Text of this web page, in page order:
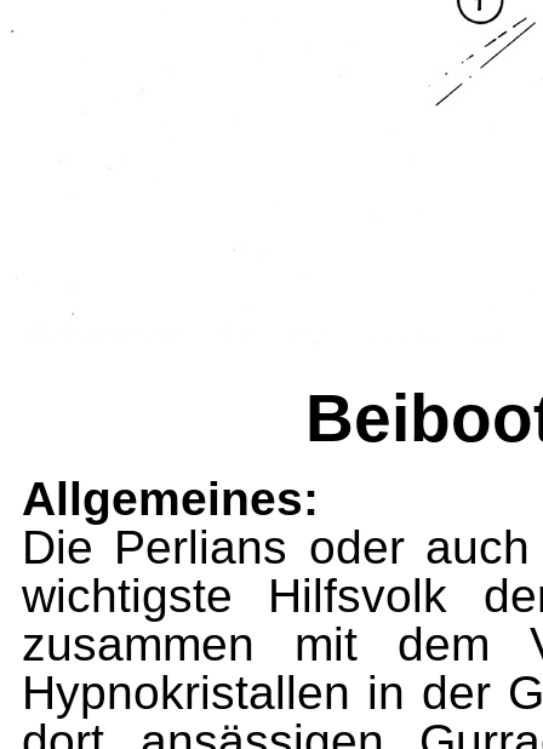
Allgemeines:
Die Perlians oder
wichtigste Hilfsvolk
zusammen mit dem
Hypnokristallen in der